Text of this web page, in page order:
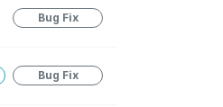
Bug Fix
Bug Fix